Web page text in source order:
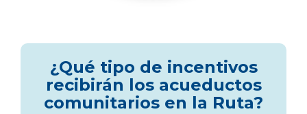
¿Qué tipo de incentivos
recibirán los acueductos
comunitarios en la Ruta?